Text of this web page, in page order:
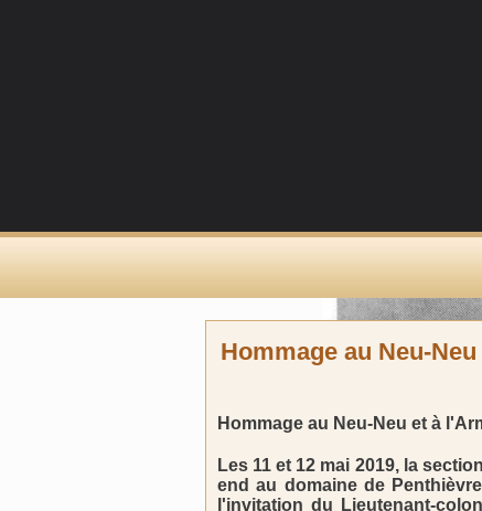
Hommage au Neu-
Hommage au Neu-Neu et à
Les 11 et 12 mai 2019, la
end au domaine de
l'invitation du Lieutenant-